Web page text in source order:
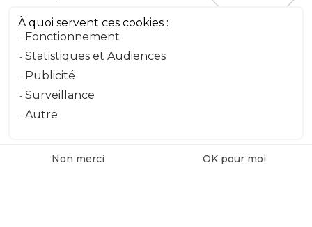
À quoi servent ces cookies :
Fonctionnement
Statistiques et Audiences
Publicité
Surveillance
Autre
Non merci OK pour moi